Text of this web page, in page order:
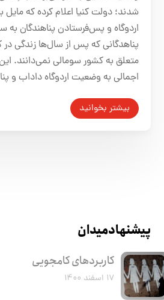
شدند؛ دولت کنیا اعلام کرده که
اردوگاه و پس‌فرستادن پناهندگان به
پناهدگانی که پس از سال‌ها زندگی در
متعلق به کشور سومالی نمی‌دانند.
اجمالی به وضعیت اردوگاه داداب و
بیشتر بخوانید
پیشنهاد میدان
کاربرد‌های کامجویی
۱۷ اسفند ۱۴۰۰